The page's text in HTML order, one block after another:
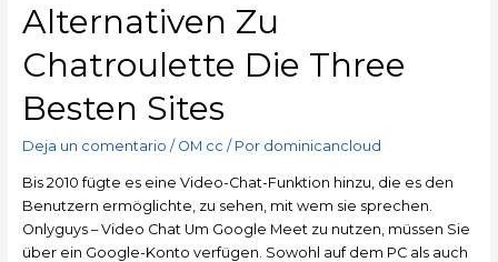
Alternativen Zu
Chatroulette Die Three
Besten Sites
Deja un comentario / OM cc / Por dominicancloud
Bis 2010 fügte es eine Video-Chat-Funktion hinzu, die es den
Benutzern ermöglichte, zu sehen, mit wem sie sprechen.
Onlyguys – Video Chat Um Google Meet zu nutzen, müssen Sie
über ein Google-Konto verfügen. Sowohl auf dem PC als auch